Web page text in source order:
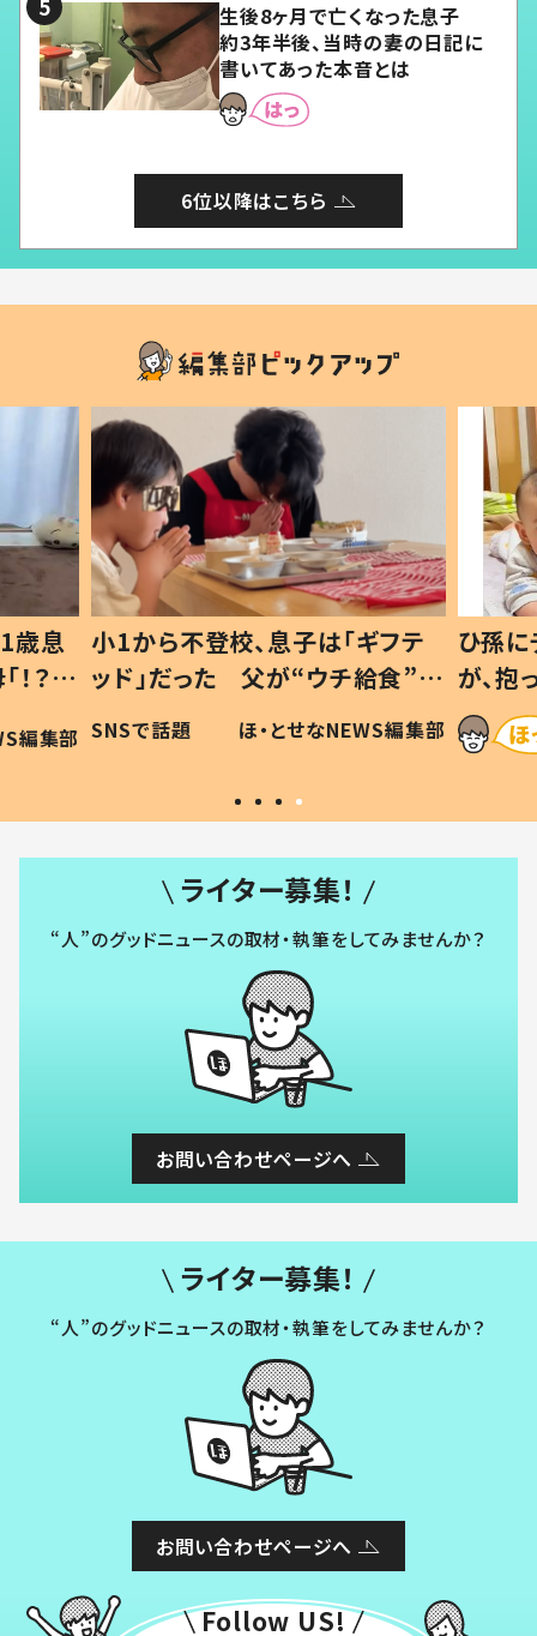
生後8ヶ月で亡くなった息子
約3年半後、当時の妻の日記に
書いてあった本音とは
6位以降はこちら
歳息
？」
編集部
小1から不登校、息子は「ギフテ
ッド」だった 父が“ウチ給食”を
作り続ける理由とは #令和の親
#令和の子
SNSで話題 ほ・とせなNEWS編集部
ひ孫
が、
「涙が
い」
ライター募集！
“人”のグッドニュースの取材・執筆をしてみませんか？
お問い合わせページへ
ライター募集！
“人”のグッドニュースの取材・執筆をしてみませんか？
お問い合わせページへ
Follow US!